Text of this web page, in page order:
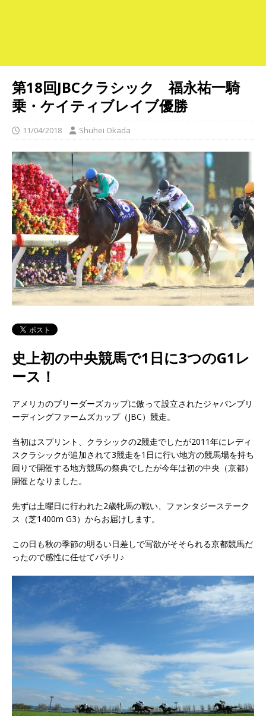
第18回JBCクラシック 福永祐一騎
乗・ケイティブレイブ優勝
11/04/2018 Shuhei Okada
史上初の中央競馬で1日に3つのG1レ
ース！
アメリカのブリーダーズカップに倣って設立されたジャパンブリ
ーディングファームズカップ（JBC）競走。
当初はスプリント、クラシックの2競走でしたが2011年にレディ
スクラシックが追加されて3競走を1日に行い地方の競馬場を持ち
回りで開催する地方競馬の祭典でしたが今年は初の中央（京都）
開催となりました。
先ずは土曜日に行われた2歳牝馬の戦い、ファンタジーステーク
ス（芝1400m G3）からお届けします。
この日も秋の季節の明るい日差しで写欲がそそられる京都競馬だ
ったので感性に任せてパチリ♪